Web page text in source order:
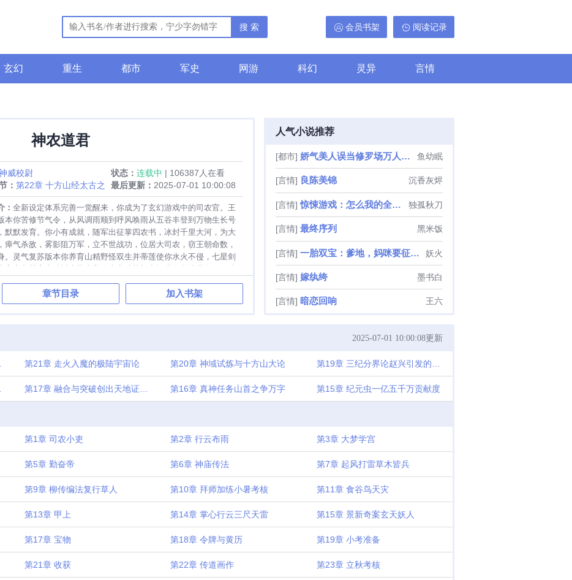
阅读记录
会员书架
搜 索
玄幻 重生 都市 军史 网游 科幻 灵异 言情
神农道君
威校尉 状态：连载中 | 106387人在看
： 第22章 十方山经太古之
初求月票
最后更新： 2025-07-01 10:00:08
： 全新设定体系完善一觉醒来，你成为了玄幻游戏中的司农官。王
本你苦修节气令，从风调雨顺到呼风唤雨从五谷丰登到万物生长号
默默发育。你小有成就，随军出征掌四农书，冰封千里大河，为大
瘴气杀敌，雾影阻万军，立不世战功，位居大司农，窃王朝命数，
。灵气复苏版本你养育山精野怪双生并蒂莲使你水火不侵，七星剑
育仙种，太乙神莲分身千万！生命古树不死不灭！一粒真种落丹
灵苗活万年，有朝一日功行满，我命由我不由天！心火日照，肾水
为土蔵肺金练气肝气养神。以身为基，育原生种养万法，成就神农
章节目录 加入书架
人气小说推荐
[都市] 娇气美人误当修罗场万人迷[无限] 鱼幼眠
[言情] 良陈美锦 沉香灰烬
[言情] 惊悚游戏：怎么我的全是阴间技能 独孤秋刀
[言情] 最终序列 黑米饭
[言情] 一胎双宝：爹地，妈咪要征婚了 妖火
[言情] 嫁纨绔 墨书白
[言情] 暗恋回响 王六
2025-07-01 10:00:08更新
第21章 走火入魔的极陆宇宙论 第20章 神域试炼与十方山大论
第16章 真神任务山首之争万字 第15章 纪元虫一亿五千万贡献度
第1章 司农小吏 第2章 行云布雨 第3章 大梦学宫
第5章 勤奋帝 第6章 神庙传法 第7章 起风打雷草木皆兵
第9章 柳传编法复行草人 第10章 拜师加练小暑考核 第11章 食谷鸟天灾
第13章 甲上 第14章 掌心行云三尺天雷 第15章 景新奇案玄天妖人
第17章 宝物 第18章 令牌与黄历 第19章 小考准备
第21章 收获 第22章 传道画作 第23章 立秋考核